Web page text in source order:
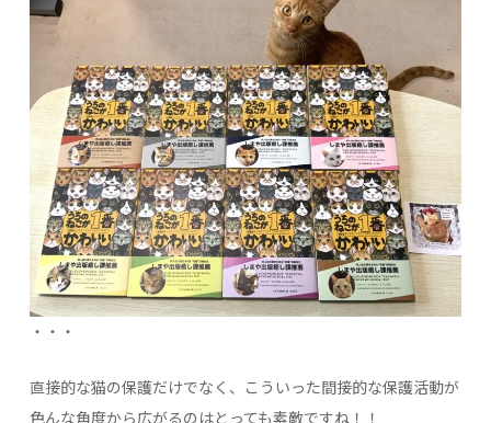
・・・
直接的な猫の保護だけでなく、こういった間接的な保護活動が
色んな角度から広がるのはとっても素敵ですね！！